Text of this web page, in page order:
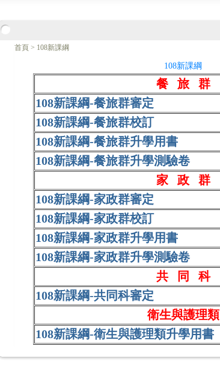
首頁 > 108新課綱
108新課綱
餐 旅 群
108新課綱-餐旅群審定
108新課綱-餐旅群校訂
108新課綱-餐旅群升學用書
108新課綱-餐旅群升學測驗卷
家 政 群
108新課綱-家政群審定
108新課綱-家政群校訂
108新課綱-家政群升學用書
108新課綱-家政群升學測驗卷
共 同 科
108新課綱-共同科審定
衛生與護理類
108新課綱-衛生與護理類升學用書